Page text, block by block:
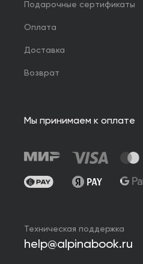
Подарочные сертификаты
Оплата
Доставка
Возврат
Мы принимаем к оплате
Техническая поддержка
help@alpinabook.ru